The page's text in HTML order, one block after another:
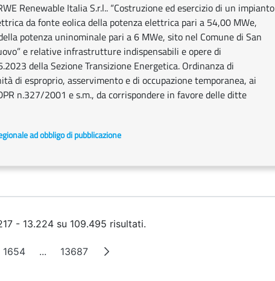
Renewable Italia S.r.l.. “Costruzione ed esercizio di un impianto
da fonte eolica della potenza elettrica pari a 54,00 MWe,
potenza uninominale pari a 6 MWe, sito nel Comune di San
e relative infrastrutture indispensabili e opere di
della Sezione Transizione Energetica. Ordinanza di
di esproprio, asservimento e di occupazione temporanea, ai
n.327/2001 e s.m., da corrispondere in favore delle ditte
ad obbligo di pubblicazione
- 13.224 su 109.495 risultati.
Pagina
1654 ...Pagine intermedie
Pagina
13687